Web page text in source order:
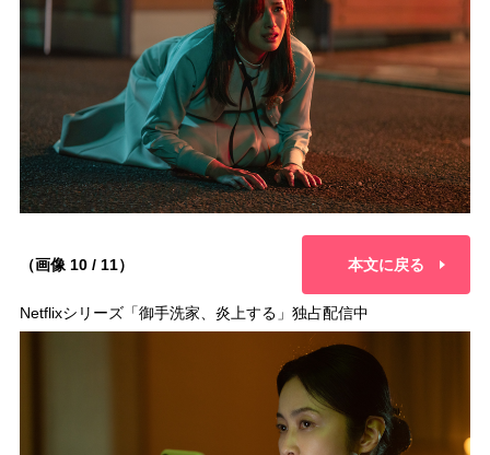
（画像 10 / 11） 本文に戻る
Netflixシリーズ「御手洗家、炎上する」独占配信中